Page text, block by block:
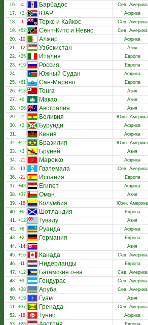
16.
-4 Барбадос
Сев. Америка
17.
+2 ЮАР
Африка
18.
-1 Теркс и Кайкос
Сев. Америка
19. +52 Сент-Китс и Невис
Сев. Америка
20. -10 Алжир
Африка
21. -12 Узбекистан
Азия
22. +25 Италия
Европа
23. +19 Россия
Европа
24.
Южный Судан
Африка
25. +61 Сан-Марино
Европа
26. +13 Тонга
Азия
27.
+6 Макао
Азия
28. +26 Австралия
Азия
29.
-2 Боливия
Южн. Америка
30.
+2 Бурунди
Африка
31.
Кения
Африка
32. +12 Бразилия
Южн. Америка
33.
+3 Бруней
Азия
34. -21 Марокко
Африка
35. -13 Гватемала
Сев. Америка
36. -21 Испания
Европа
37. +43 Египет
Африка
38. +37 Оман
Азия
39. -18 Колумбия
Южн. Америка
40.
+6 Шотландия
Европа
41. +12 Тувалу
Азия
42.
+6 Руанда
Африка
43.
+2 Германия
Европа
44. -14
Азия
45. +16 Канада
Сев. Америка
46. -11 Нидерланды
Европа
47. +12 Багамские о-ва
Сев. Америка
48.
+9 Гондурас
Сев. Америка
49. +38 Аруба
Сев. Америка
50. +19 Гуам
Азия
51. +37 Гренада
Сев. Америка
52. -18 Тунис
Африка
53. +28
Европа